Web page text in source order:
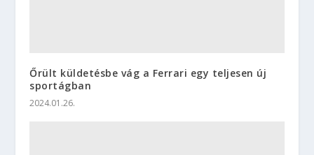
Őrült küldetésbe vág a Ferrari egy teljesen új
sportágban
2024.01.26.